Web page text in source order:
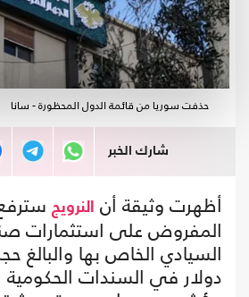
حذفت سوريا من قائمة الدول المحظورة - سانا
شارك الخبر
أظهرت وثيقة أن النرويج
المفروض على استثمارات
دولار في السندات